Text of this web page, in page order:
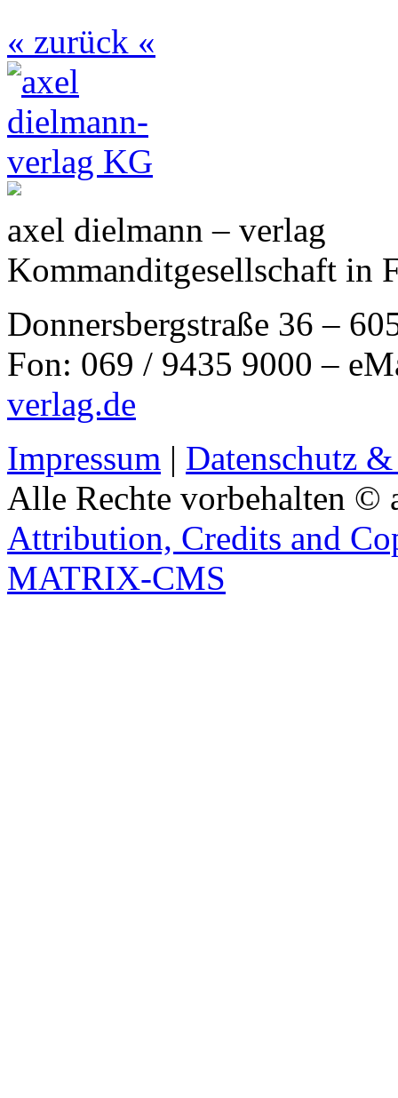
« zurück «
axel dielmann – verlag
Kommanditgesellschaft in
Donnersbergstraße 36 –
Fon: 069 / 9435 9000 –
verlag.de
Impressum | Datenschutz
Alle Rechte vorbehalten ©
Attribution, Credits and
MATRIX-CMS